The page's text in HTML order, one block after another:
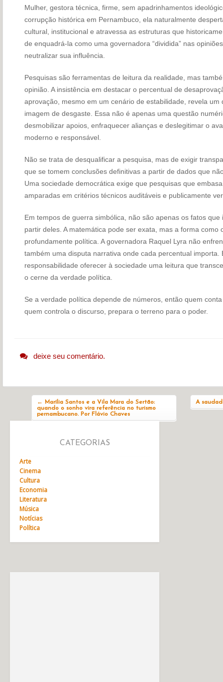
Mulher, gestora técnica, firme, sem apadrinhamentos
corrupção histórica em Pernambuco, ela naturalmente
cultural, institucional e atravessa as estruturas que
de enquadrá-la como uma governadora “dividida” nas
neutralizar sua influência.
Pesquisas são ferramentas de leitura da realidade, mas
opinião. A insistência em destacar o percentual de
aprovação, mesmo em um cenário de estabilidade, revela
imagem de desgaste. Essa não é apenas uma questão
desmobilizar apoios, enfraquecer alianças e deslegitimar o
moderno e responsável.
Não se trata de desqualificar a pesquisa, mas de exigir
que se tomem conclusões definitivas a partir de dados que
Uma sociedade democrática exige que pesquisas que
amparadas em critérios técnicos auditáveis e publicamente
Em tempos de guerra simbólica, não são apenas os fatos
partir deles. A matemática pode ser exata, mas a forma como
profundamente política. A governadora Raquel Lyra não
também uma disputa narrativa onde cada percentual importa.
responsabilidade oferecer à sociedade uma leitura que
o cerne da verdade política.
Se a verdade política depende de números, então quem
quem controla o discurso, prepara o terreno para o poder.
deixe seu comentário.
←
Marília Santos e a Vila Mara do Sertão:
quando o sonho vira referência no turismo
pernambucano. Por Flávio Chaves
A
CATEGORIAS
Arte
Cinema
Cultura
Economia
Literatura
Música
Notícias
Política